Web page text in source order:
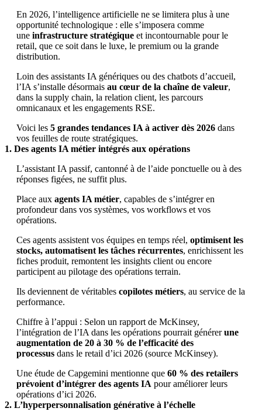
En 2026, l’intelligence artificielle ne se limitera plus à une
opportunité technologique : elle s’imposera comme
une infrastructure stratégique et incontournable pour le
retail, que ce soit dans le luxe, le premium ou la grande
distribution.
Loin des assistants IA génériques ou des chatbots d’accueil,
l’IA s’installe désormais au cœur de la chaîne de valeur,
dans la supply chain, la relation client, les parcours
omnicanaux et les engagements RSE.
Voici les 5 grandes tendances IA à activer dès 2026 dans
vos feuilles de route stratégiques.
1. Des agents IA métier intégrés aux opérations
L’assistant IA passif, cantonné à de l’aide ponctuelle ou à des
réponses figées, ne suffit plus.
Place aux agents IA métier, capables de s’intégrer en
profondeur dans vos systèmes, vos workflows et vos
opérations.
Ces agents assistent vos équipes en temps réel, optimisent les
stocks, automatisent les tâches récurrentes, enrichissent les
fiches produit, remontent les insights client ou encore
participent au pilotage des opérations terrain.
Ils deviennent de véritables copilotes métiers, au service de la
performance.
Chiffre à l’appui : Selon un rapport de McKinsey,
l’intégration de l’IA dans les opérations pourrait générerune
augmentation de 20 à 30 % de l’efficacité des
processus dans le retail d’ici 2026 (source McKinsey).
Une étude de Capgemini mentionne que 60 % des retailers
prévoient d’intégrer des agents IA pour améliorer leurs
opérations d’ici 2026.
2. L’hyperpersonnalisation générative à l’échelle